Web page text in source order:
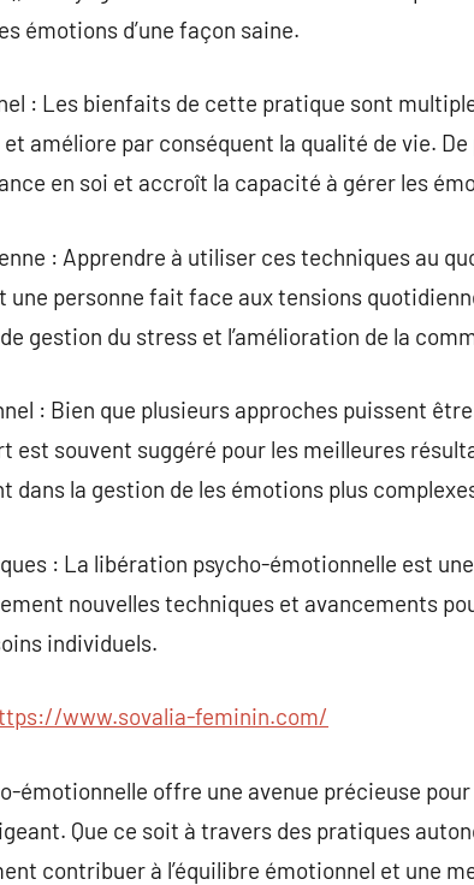
émotions d’une façon saine.
: Les bienfaits de cette pratique sont
améliore par conséquent la qualité de vie. De
en soi et accroît la capacité à gérer les
: Apprendre à utiliser ces techniques au
personne fait face aux tensions
gestion du stress et l’amélioration de la
: Bien que plusieurs approches puissent
est souvent suggéré pour les meilleures
la gestion de les émotions plus
: La libération psycho-émotionnelle est
nouvelles techniques et avancements
individuels.
www.sovalia-feminin.com/
émotionnelle offre une avenue précieuse
Que ce soit à travers des pratiques
contribuer à l’équilibre émotionnel et une